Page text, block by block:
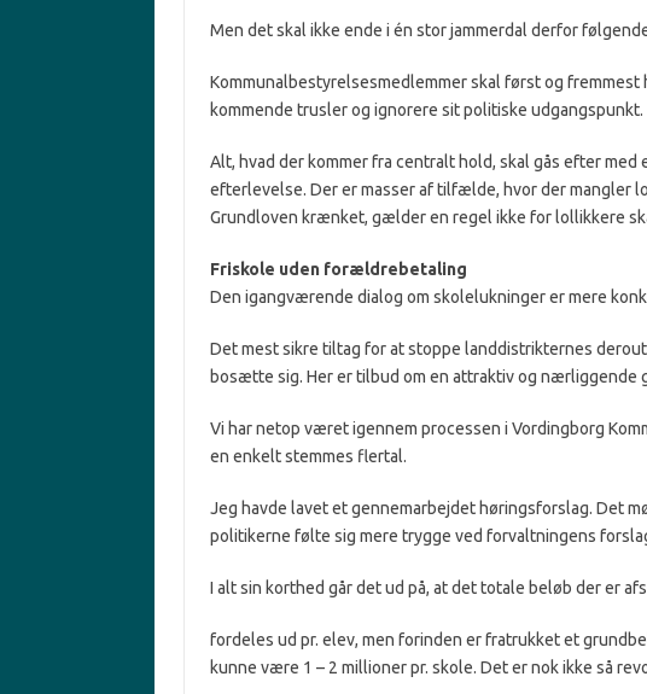
Men det skal ikke ende i én stor jammerdal derfor
Kommunalbestyrelsesmedlemmer skal først og
kommende trusler og ignorere sit politiske udgangspunkt.
Alt, hvad der kommer fra centralt hold, skal gås efter
efterlevelse. Der er masser af tilfælde, hvor der mangler
Grundloven krænket, gælder en regel ikke for lollikkere
Friskole uden forældrebetaling
Den igangværende dialog om skolelukninger er mere
Det mest sikre tiltag for at stoppe landdistrikternes
bosætte sig. Her er tilbud om en attraktiv og nærliggende
Vi har netop været igennem processen i Vordingborg
en enkelt stemmes flertal.
Jeg havde lavet et gennemarbejdet høringsforslag. Det
politikerne følte sig mere trygge ved forvaltningens
I alt sin korthed går det ud på, at det totale beløb der er
fordeles ud pr. elev, men forinden er fratrukket et
kunne være 1 – 2 millioner pr. skole. Det er nok ikke så